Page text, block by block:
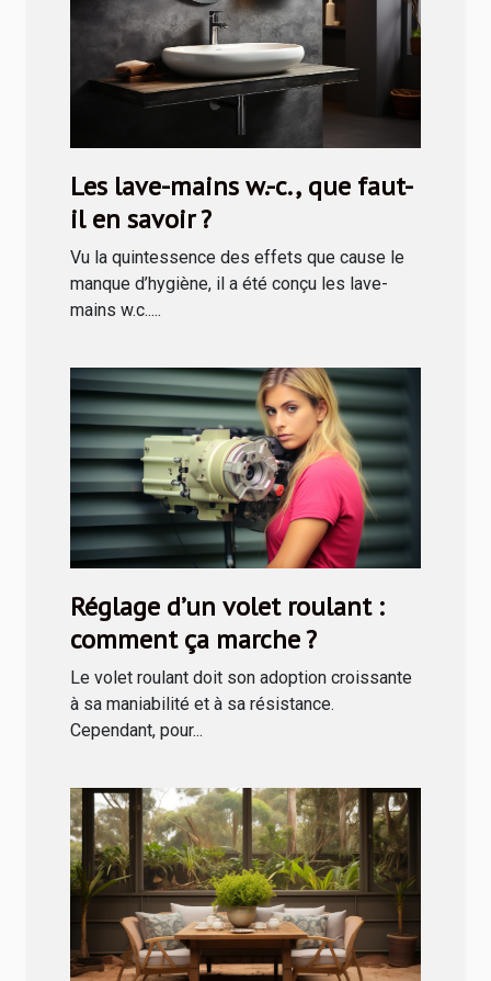
Les lave-mains w.-c., que faut-
il en savoir ?
Vu la quintessence des effets que cause le
manque d’hygiène, il a été conçu les lave-
mains w.c.....
Réglage d’un volet roulant :
comment ça marche ?
Le volet roulant doit son adoption croissante
à sa maniabilité et à sa résistance.
Cependant, pour...